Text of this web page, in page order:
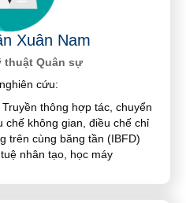
Xuân Nam
thuật Quân sự
cứu:
thông hợp tác, chuyển
chế không gian, điều chế chỉ
trên cùng băng tần (IBFD)
nhân tạo, học máy